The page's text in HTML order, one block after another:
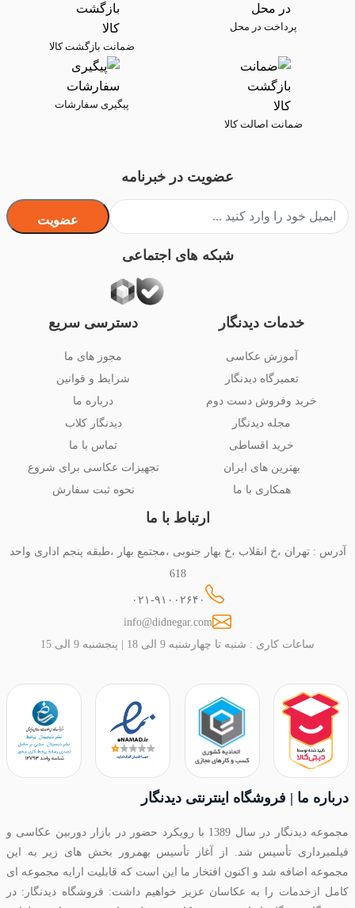
پرداخت در محل
ضمانت بازگشت کالا
ضمانت اصالت کالا
پیگیری سفارشات
خدمات دیدنگار
آموزش عکاسی
تعمیرگاه دیدنگار
خرید وفروش دست دوم
مجله دیدنگار
خرید اقساطی
بهترین های ایران
همکاری با ما
دسترسی سریع
مجوز های ما
شرایط و قوانین
درباره ما
دیدنگار کلاب
تماس با ما
تجهیزات عکاسی برای شروع
نحوه ثبت سفارش
ارتباط با ما
آدرس : تهران ،خ انقلاب ،خ بهار جنوبی ،مجتمع بهار ،طبقه پنجم اداری واحد
618
۰۲۱-۹۱۰۰۲۶۴۰
info@didnegar.com
ساعات کاری : شنبه تا چهارشنبه 9 الی 18 | پنجشنبه 9 الی 15
عضویت در خبرنامه
عضویت
شبکه های اجتماعی
درباره ما | فروشگاه اینترنتی دیدنگار
مجموعه دیدنگار در سال 1389 با رویکرد حضور در بازار دوربین عکاسی و
فیلمبرداری تأسیس شد. از آغاز تأسیس بهمرور بخش های زیر به این
مجموعه اضافه شد و اکنون افتخار ما این است که قابلیت ارایه مجموعه ای
کامل ازخدمات را به عکاسان عزیز خواهیم داشت: فروشگاه دیدنگار: در